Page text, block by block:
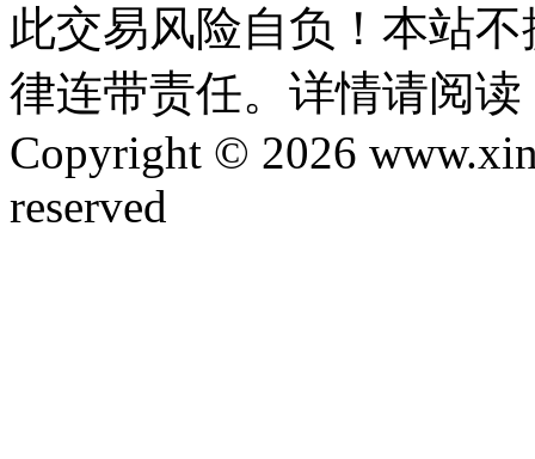
此交易风险自负！本站
律连带责任。详情请阅读
Copyright © 2026
reserved